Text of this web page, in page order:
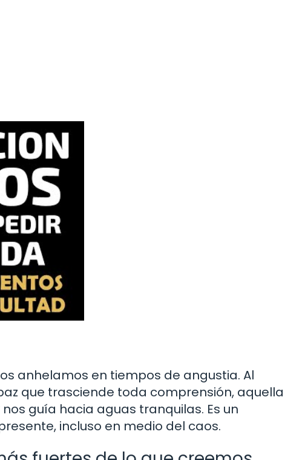
anhelamos en tiempos de angustia. Al
que trasciende toda comprensión, aquella
guía hacia aguas tranquilas. Es un
incluso en medio del caos.